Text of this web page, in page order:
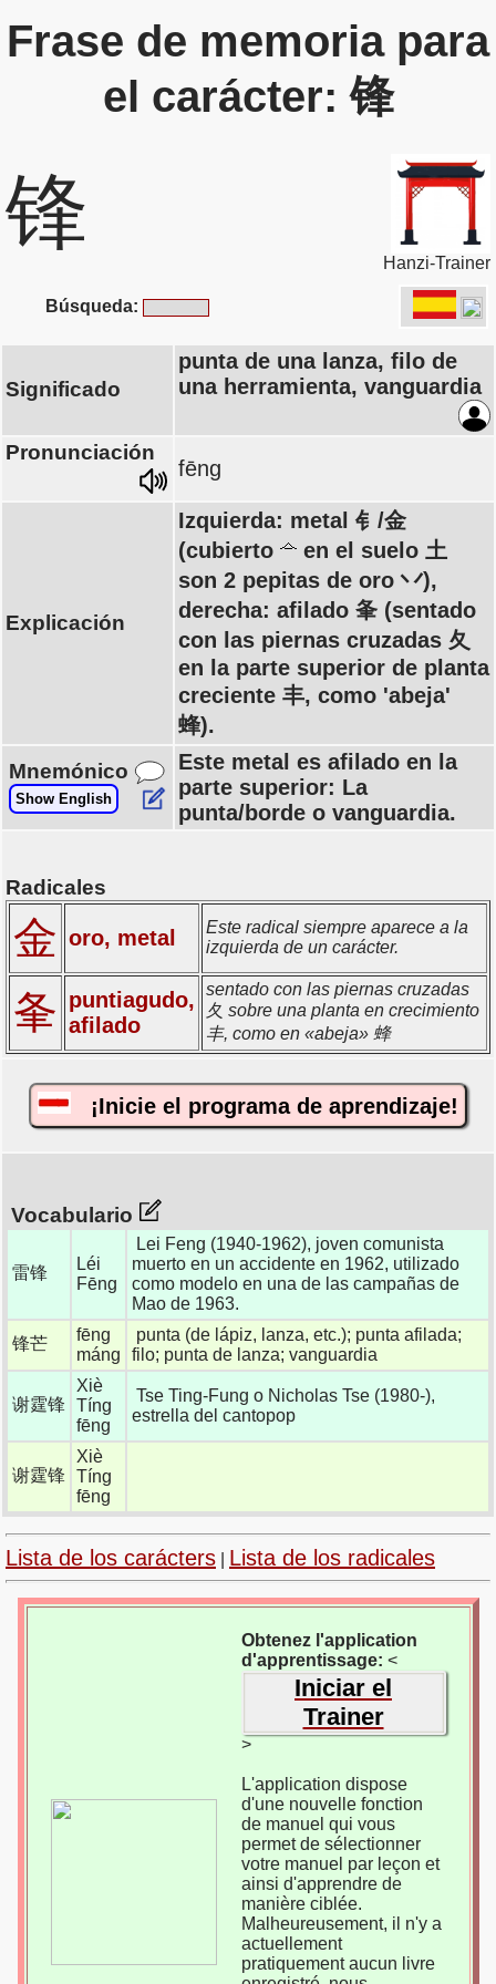
Frase de memoria para
el carácter: 锋
锋
Hanzi-Trainer
Búsqueda:
Significado
punta de una lanza, filo de
una herramienta, vanguardia
Pronunciación
fēng
Explicación
Izquierda: metal 钅/金
(cubierto
en el suelo 土
son 2 pepitas de oro 丷),
derecha: afilado 夆 (sentado
con las piernas cruzadas 夂
en la parte superior de planta
creciente 丰, como 'abeja'
蜂).
Mnemónico
Show English
Este metal es afilado en la
parte superior: La
punta/borde o vanguardia.
Radicales
金 oro, metal
Este radical siempre aparece a la
izquierda de un carácter.
夆 puntiagudo,
afilado
sentado con las piernas cruzadas
夂 sobre una planta en crecimiento
丰, como en «abeja» 蜂
¡Inicie el programa de aprendizaje!
Vocabulario
雷锋
Léi
Fēng
Lei Feng (1940-1962), joven comunista
muerto en un accidente en 1962, utilizado
como modelo en una de las campañas de
Mao de 1963.
锋芒
fēng
máng
punta (de lápiz, lanza, etc.); punta afilada;
filo; punta de lanza; vanguardia
谢霆锋
Xiè
Tíng
fēng
Tse Ting-Fung o Nicholas Tse (1980-),
estrella del cantopop
谢霆锋
Xiè
Tíng
fēng
Lista de los carácters Lista de los radicales
Obtenez l'application
d'apprentissage: <
Iniciar el
Trainer
>
L'application dispose
d'une nouvelle fonction
de manuel qui vous
permet de sélectionner
votre manuel par leçon et
ainsi d'apprendre de
manière ciblée.
Malheureusement, il n'y a
actuellement
pratiquement aucun livre